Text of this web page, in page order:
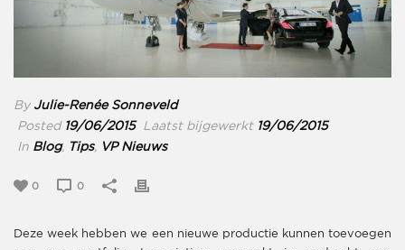
By Julie-Renée Sonneveld
Posted 19/06/2015Laatst bijgewerkt 19/06/2015
In Blog, Tips, VP Nieuws
0 0
Deze week hebben we een nieuwe productie kunnen toevoegen